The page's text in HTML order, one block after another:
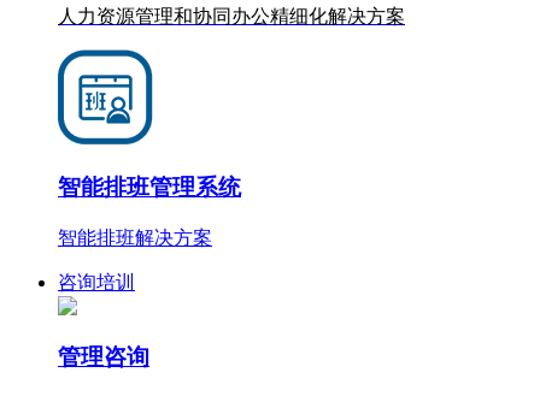
人力资源管理和协同办公精细化解决方案
智能排班管理系统
智能排班解决方案
咨询培训
管理咨询